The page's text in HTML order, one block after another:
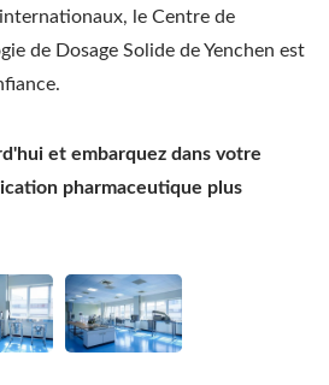
le Centre de
de Dosage Solide de Yenchen est
et embarquez dans votre
pharmaceutique plus